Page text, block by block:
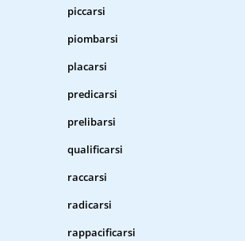
piccarsi
piombarsi
placarsi
predicarsi
prelibarsi
qualificarsi
raccarsi
radicarsi
rappacificarsi